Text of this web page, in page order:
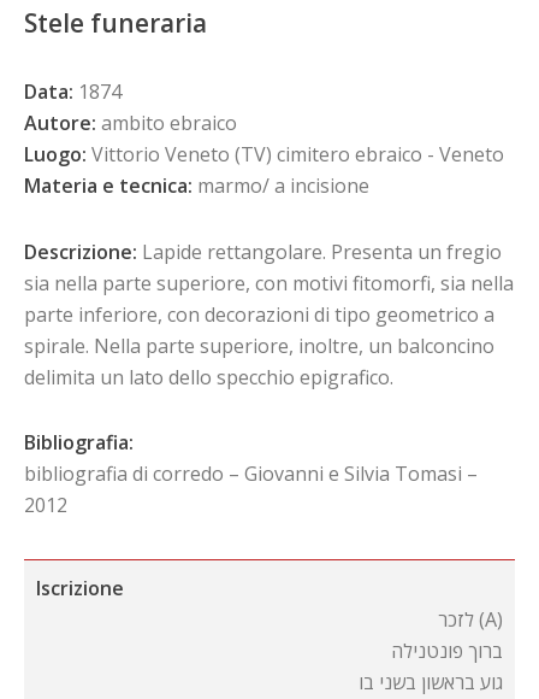
Stele funeraria
Data: 1874
Autore: ambito ebraico
Luogo: Vittorio Veneto (TV) cimitero ebraico - Veneto
Materia e tecnica: marmo/ a incisione
Descrizione: Lapide rettangolare. Presenta un fregio
sia nella parte superiore, con motivi fitomorfi, sia nella
parte inferiore, con decorazioni di tipo geometrico a
spirale. Nella parte superiore, inoltre, un balconcino
delimita un lato dello specchio epigrafico.
Bibliografia:
bibliografia di corredo – Giovanni e Silvia Tomasi –
2012
Iscrizione
לזכר (A)
ברוך פונטנילה
גוע בראשון בשני בו